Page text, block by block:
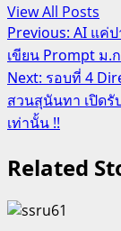
View All Posts
Post
Previous: AI แค่
เขียน Prompt ม.
Next: รอบที่ 4
สวนสุนันทา เปิดรั
เท่านั้น !!
Related